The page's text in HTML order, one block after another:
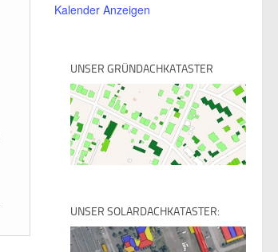
Kalender Anzeigen
UNSER GRÜNDACHKATASTER
UNSER SOLARDACHKATASTER: